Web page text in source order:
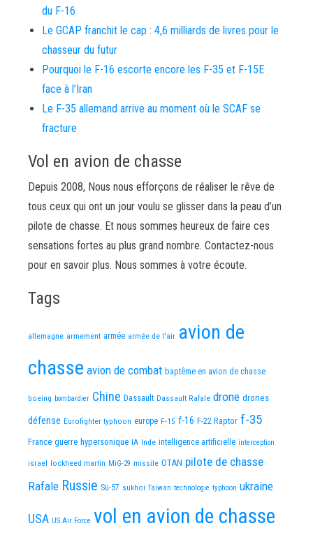
du F-16
Le GCAP franchit le cap : 4,6 milliards de livres pour le
chasseur du futur
Pourquoi le F-16 escorte encore les F-35 et F-15E
face à l’Iran
Le F-35 allemand arrive au moment où le SCAF se
fracture
Vol en avion de chasse
Depuis 2008, Nous nous efforçons de réaliser le rêve de
tous ceux qui ont un jour voulu se glisser dans la peau d’un
pilote de chasse. Et nous sommes heureux de faire ces
sensations fortes au plus grand nombre. Contactez-nous
pour en savoir plus. Nous sommes à votre écoute.
Tags
allemagne armement armée armée de l'air avion de
chasse avion de combat baptême en avion de chasse
boeing bombardier Chine Dassault Dassault Rafale drone drones
défense Eurofighter typhoon europe F-15 f-16 F-22 Raptor f-35
France guerre hypersonique IA Inde intelligence artificielle interception
israel lockheed martin MiG-29 missile OTAN pilote de chasse
Rafale Russie Su-57 sukhoi Taiwan technologie typhoon ukraine
USA US Air Force vol en avion de chasse